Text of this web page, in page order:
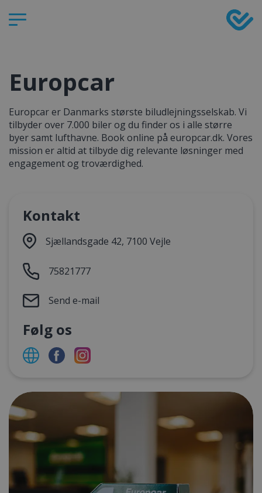
Europcar
Europcar er Danmarks største biludlejningsselskab. Vi
tilbyder over 7.000 biler og du finder os i alle større
byer samt lufthavne. Book online på europcar.dk. Vores
mission er altid at tilbyde dig relevante løsninger med
engagement og troværdighed.
Kontakt
Sjællandsgade 42, 7100 Vejle
75821777
Send e-mail
Følg os